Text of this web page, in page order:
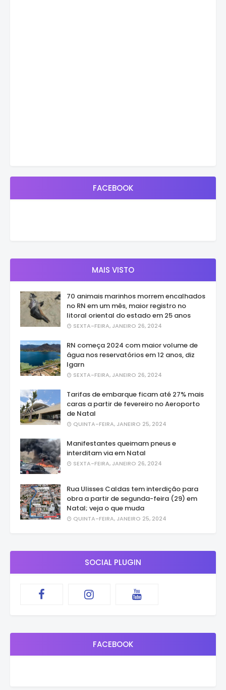
FACEBOOK
MAIS VISTO
70 animais marinhos morrem encalhados
no RN em um mês, maior registro no
litoral oriental do estado em 25 anos
SEXTA-FEIRA, JANEIRO 26, 2024
RN começa 2024 com maior volume de
água nos reservatórios em 12 anos, diz
Igarn
SEXTA-FEIRA, JANEIRO 26, 2024
Tarifas de embarque ficam até 27% mais
caras a partir de fevereiro no Aeroporto
de Natal
QUINTA-FEIRA, JANEIRO 25, 2024
Manifestantes queimam pneus e
interditam via em Natal
SEXTA-FEIRA, JANEIRO 26, 2024
Rua Ulisses Caldas tem interdição para
obra a partir de segunda-feira (29) em
Natal; veja o que muda
QUINTA-FEIRA, JANEIRO 25, 2024
SOCIAL PLUGIN
FACEBOOK